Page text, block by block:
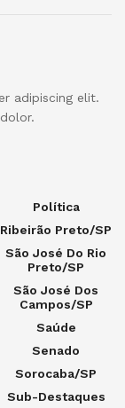
adipiscing elit.
Política
Ribeirão Preto/SP
São José Do Rio
Preto/SP
São José Dos
Campos/SP
Saúde
Senado
Sorocaba/SP
Sub-Destaques